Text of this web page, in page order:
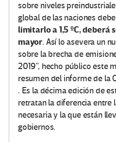
sobre niveles
global de las naciones
limitarlo a 1,5 ºC, deberá
mayor. Así lo asevera un
sobre la brecha de
2019”, hecho público este
resumen del informe de la
. Es la décima edición de
retratan la diferencia entre
necesaria y la que están
gobiernos.